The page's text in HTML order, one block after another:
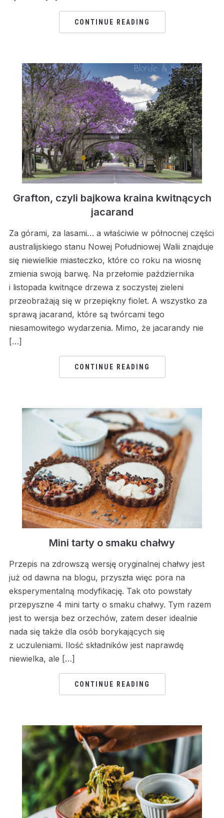
CONTINUE READING
Grafton, czyli bajkowa kraina kwitnących
jacarand
Za górami, za lasami… a właściwie w północnej części
australijskiego stanu Nowej Południowej Walii znajduje
się niewielkie miasteczko, które co roku na wiosnę
zmienia swoją barwę. Na przełomie października
i listopada kwitnące drzewa z soczystej zieleni
przeobrażają się w przepiękny fiolet. A wszystko za
sprawą jacarand, które są twórcami tego
niesamowitego wydarzenia. Mimo, że jacarandy nie
[…]
CONTINUE READING
Mini tarty o smaku chałwy
Przepis na zdrowszą wersję oryginalnej chałwy jest
już od dawna na blogu, przyszła więc pora na
eksperymentalną modyfikację. Tak oto powstały
przepyszne 4 mini tarty o smaku chałwy. Tym razem
jest to wersja bez orzechów, zatem deser idealnie
nada się także dla osób borykających się
z uczuleniami. Ilość składników jest naprawdę
niewielka, ale […]
CONTINUE READING